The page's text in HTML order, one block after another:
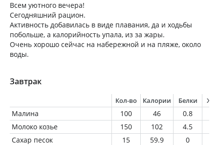
Всем уютного вечера!
Сегодняшний рацион.
Активность добавилась в виде плавания, да и ходьбы
побольше, а калорийность упала, из за жары.
Очень хорошо сейчас на набережной и на пляже, около
воды.
Завтрак
Кол-во Калории Белки
Малина 100 46 0.8
Молоко козье
150 102 4.5
Сахар песок
15 59.9 0